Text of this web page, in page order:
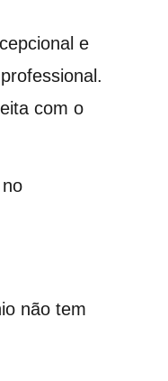
e
com o
não tem